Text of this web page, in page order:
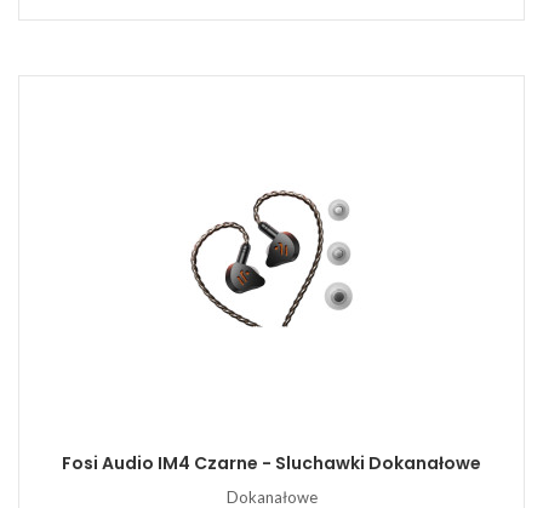
Fosi Audio IM4 Czarne - Sluchawki Dokanałowe
Dokanałowe